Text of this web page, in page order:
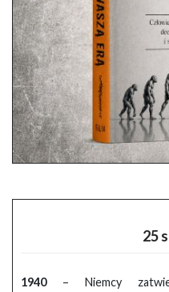
25
1940– Niemcy